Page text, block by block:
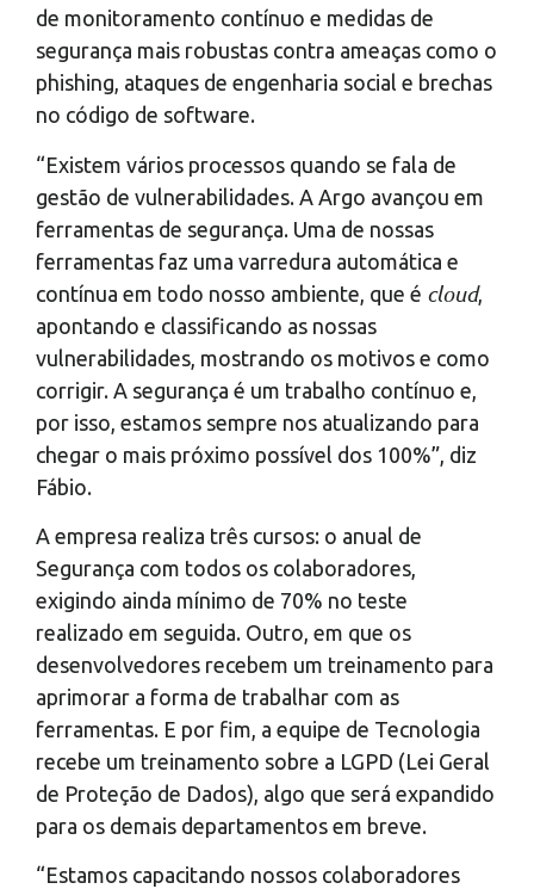
de monitoramento contínuo e medidas de
segurança mais robustas contra ameaças como o
phishing, ataques de engenharia social e brechas
no código de software.
“Existem vários processos quando se fala de
gestão de vulnerabilidades. A Argo avançou em
ferramentas de segurança. Uma de nossas
ferramentas faz uma varredura automática e
contínua em todo nosso ambiente, que é cloud,
apontando e classificando as nossas
vulnerabilidades, mostrando os motivos e como
corrigir. A segurança é um trabalho contínuo e,
por isso, estamos sempre nos atualizando para
chegar o mais próximo possível dos 100%”, diz
Fábio.
A empresa realiza três cursos: o anual de
Segurança com todos os colaboradores,
exigindo ainda mínimo de 70% no teste
realizado em seguida. Outro, em que os
desenvolvedores recebem um treinamento para
aprimorar a forma de trabalhar com as
ferramentas. E por fim, a equipe de Tecnologia
recebe um treinamento sobre a LGPD (Lei Geral
de Proteção de Dados), algo que será expandido
para os demais departamentos em breve.
“Estamos capacitando nossos colaboradores